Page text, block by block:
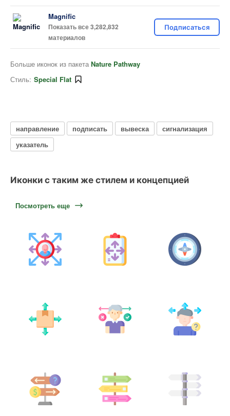
Magnific
Показать все 3,282,832
материалов
Подписаться
Больше иконок из пакета Nature Pathway
Стиль: Special Flat
направление подписать вывеска
сигнализация
указатель
Иконки с таким же стилем и концепцией
Посмотреть еще